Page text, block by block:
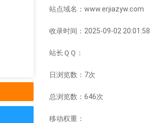
站点域名：www.erjiazyw.com
收录时间：2025-09-02 20:01:58
站长ＱＱ：
日浏览数：7次
总浏览数：646次
移动权重：